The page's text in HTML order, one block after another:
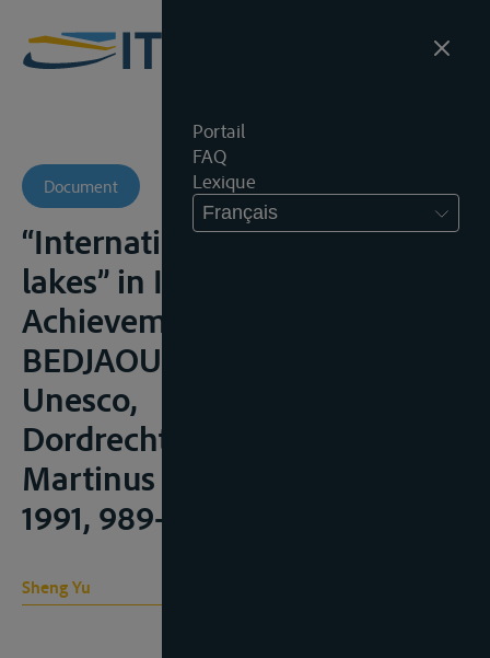
Portail
FAQ
Lexique
Français
Document
“International rivers and
lakes” in International Law:
Achievements and prospects,
BEDJAOUI, M. (ed.), Paris,
Unesco,
Dordrecht/Boston/London,
Martinus Nijhoff Publishers,
1991, 989-997
Sheng Yu